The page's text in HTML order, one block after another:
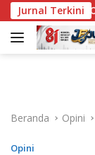
Langsung
ke
konten
Jurnal Terkini
Opsi
Beranda Opini
Opini